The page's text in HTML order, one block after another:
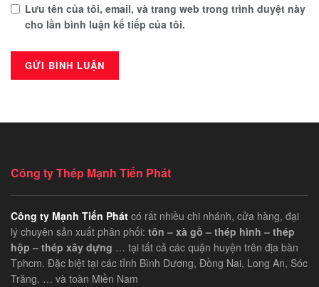
Lưu tên của tôi, email, và trang web trong trình duyệt này
cho lần bình luận kế tiếp của tôi.
Công ty Thép Mạnh Tiến Phát
Công ty Mạnh Tiến Phát có rất nhiều chi nhánh, cửa hàng, đại
lý chuyên sản xuất phân phối: tôn – xà gồ – thép hình – thép
hộp – thép xây dựng … tại tất cả các quận huyện trên địa bàn
Tphcm. Đặc biệt tại các tỉnh Bình Dương, Đồng Nai, Long An, Sóc
Trăng, … và toàn Miền Nam